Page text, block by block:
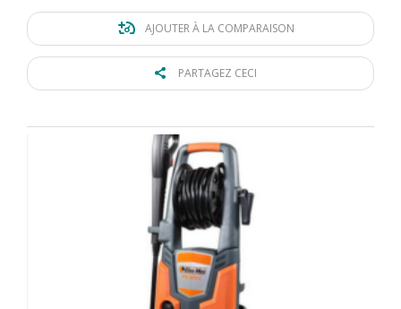
AJOUTER À LA COMPARAISON
PARTAGEZ CECI